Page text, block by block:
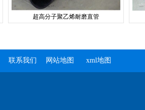
超高分子聚乙烯耐磨直管
联系我们 网站地图 xml地图